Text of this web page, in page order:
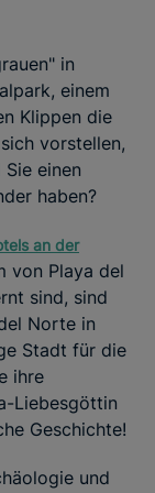
in
einem
Klippen die
vorstellen,
einen
haben?
an der
von Playa del
sind, sind
Norte in
Stadt für die
ihre
Liebesgöttin
Geschichte!
und